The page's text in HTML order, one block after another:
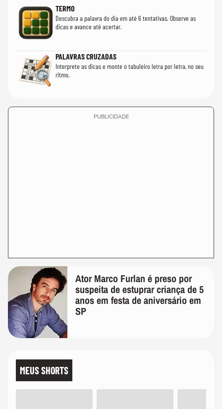
TERMO
Descubra a palavra do dia em até 6 tentativas. Observe as
dicas e avance até acertar.
PALAVRAS CRUZADAS
Interprete as dicas e monte o tabuleiro letra por letra, no seu
ritmo.
PUBLICIDADE
Ator Marco Furlan é preso por
suspeita de estuprar criança de 5
anos em festa de aniversário em
SP
MEUS SHORTS